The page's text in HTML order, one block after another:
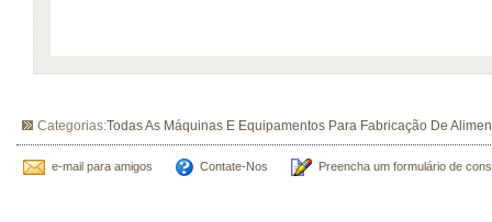
Categorias:Todas As Máquinas E Equipamentos Para Fabricação De
e-mail para amigos Contate-Nos Preencha um formulário de